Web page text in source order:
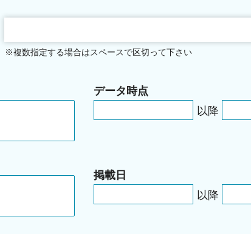
※複数指定する場合はスペースで区切って下さい
データ時点
以降
掲載日
以降